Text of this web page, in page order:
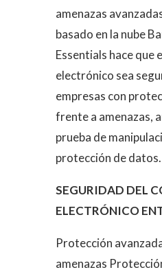
amenazas
basado en la nube
Essentials hace que
electrónico sea
empresas con
frente a amenazas,
prueba de
protección de datos.
SEGURIDAD DEL
ELECTRÓNICO
Protección
amenazas